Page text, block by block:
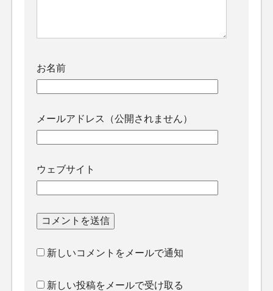
お名前
メールアドレス（公開されません）
ウェブサイト
新しいコメントをメールで通知
新しい投稿をメールで受け取る